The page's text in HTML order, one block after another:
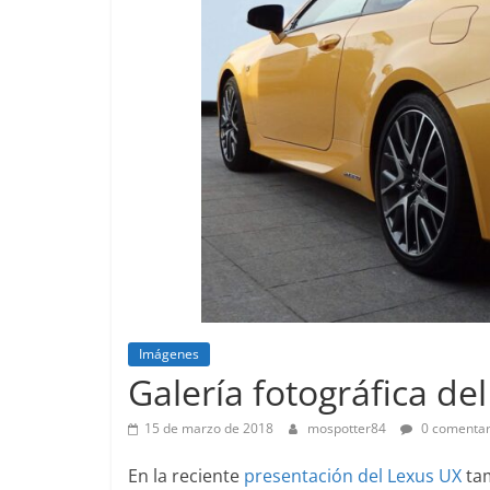
Imágenes
Galería fotográfica
15 de marzo de 2018 mospotter84 0
En la reciente presentación del Lexus UX
EQ